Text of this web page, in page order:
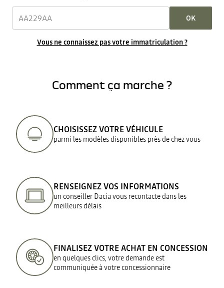
OK
Vous ne connaissez pas votre immatriculation ?
Comment ça marche ?
CHOISISSEZ VOTRE VÉHICULE
parmi les modèles disponibles près de chez vous
RENSEIGNEZ VOS INFORMATIONS
un conseiller Dacia vous recontacte dans les
meilleurs délais
FINALISEZ VOTRE ACHAT EN CONCESSION
en quelques clics, votre demande est
communiquée à votre concessionnaire